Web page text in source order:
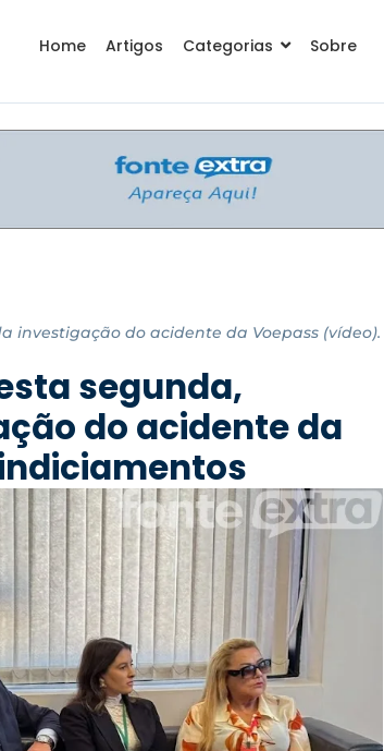
Home Artigos Categorias Sobre
do acidente da Voepass (vídeo).
segunda,
do acidente da